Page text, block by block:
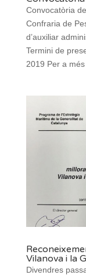
Convocatòria
Confraria de
d’auxiliar
Termini de
2019 Per a
Vilanova i la
Divendres